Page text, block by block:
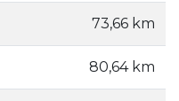
73,66 km
80,64 km